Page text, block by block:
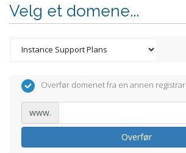
Velg et domene...
Overfør domenet fra en annen registrar
www.
Overfør